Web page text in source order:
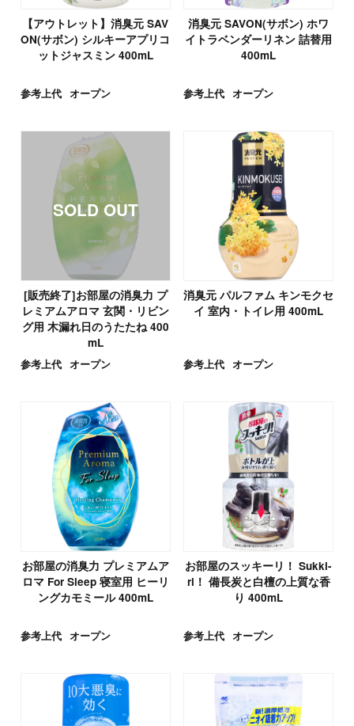
【アウトレット】消臭元 SAV
ON(サボン) シルキーアプリコ
ットジャスミン 400mL
参考上代 オープン
消臭元 SAVON(サボン) ホワ
イトラベンダーリネン 詰替用
400mL
参考上代 オープン
[販売終了]お部屋の消臭力 プ
レミアムアロマ 玄関・リビン
グ用 木漏れ日のうたたね 400
mL
参考上代 オープン
消臭元 パルファム キンモクセ
イ 室内・トイレ用 400mL
参考上代 オープン
お部屋の消臭力 プレミアムア
ロマ For Sleep 寝室用 ヒーリ
ングカモミール 400mL
参考上代 オープン
お部屋のスッキーリ！ Sukki-
ri！ 備長炭と白檀の上質な香
り 400mL
参考上代 オープン